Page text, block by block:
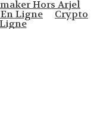
Hors Arjel
Ligne Crypto